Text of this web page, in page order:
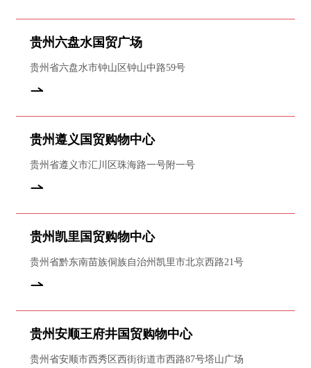
贵州六盘水国贸广场
贵州省六盘水市钟山区钟山中路59号
贵州遵义国贸购物中心
贵州省遵义市汇川区珠海路一号附一号
贵州凯里国贸购物中心
贵州省黔东南苗族侗族自治州凯里市北京西路21号
贵州安顺王府井国贸购物中心
贵州省安顺市西秀区西街街道市西路87号塔山广场